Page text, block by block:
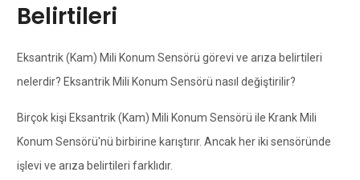
Belirtileri
Eksantrik (Kam) Mili Konum Sensörü görevi ve arıza belirtileri
nelerdir? Eksantrik Mili Konum Sensörü nasıl değiştirilir?
Birçok kişi Eksantrik (Kam) Mili Konum Sensörü ile Krank Mili
Konum Sensörü'nü birbirine karıştırır. Ancak her iki sensöründe
işlevi ve arıza belirtileri farklıdır.